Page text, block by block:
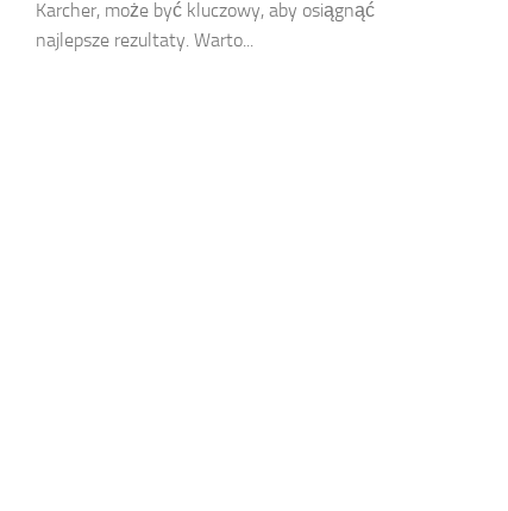
Karcher, może być kluczowy, aby osiągnąć
najlepsze rezultaty. Warto...